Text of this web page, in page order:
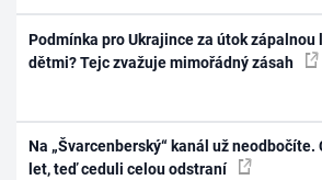
Podmínka pro Ukrajince za útok zápalnou
dětmi? Tejc zvažuje mimořádný zásah
Na „Švarcenberský“ kanál už neodbočíte.
let, teď ceduli celou odstraní